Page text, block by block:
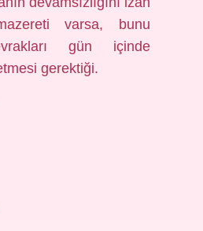
varsa, bunu
gün içinde
gerektiği.